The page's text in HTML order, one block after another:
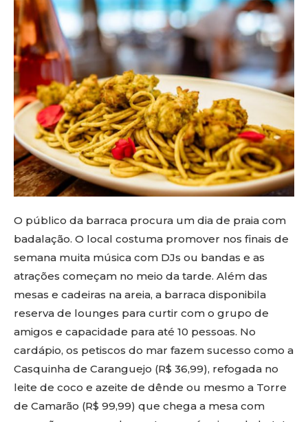
O público da barraca procura um dia de praia com
badalação. O local costuma promover nos finais de
semana muita música com DJs ou bandas e as
atrações começam no meio da tarde. Além das
mesas e cadeiras na areia, a barraca disponibila
reserva de lounges para curtir com o grupo de
amigos e capacidade para até 10 pessoas. No
cardápio, os petiscos do mar fazem sucesso como a
Casquinha de Caranguejo (R$ 36,99), refogada no
leite de coco e azeite de dênde ou mesmo a Torre
de Camarão (R$ 99,99) que chega a mesa com